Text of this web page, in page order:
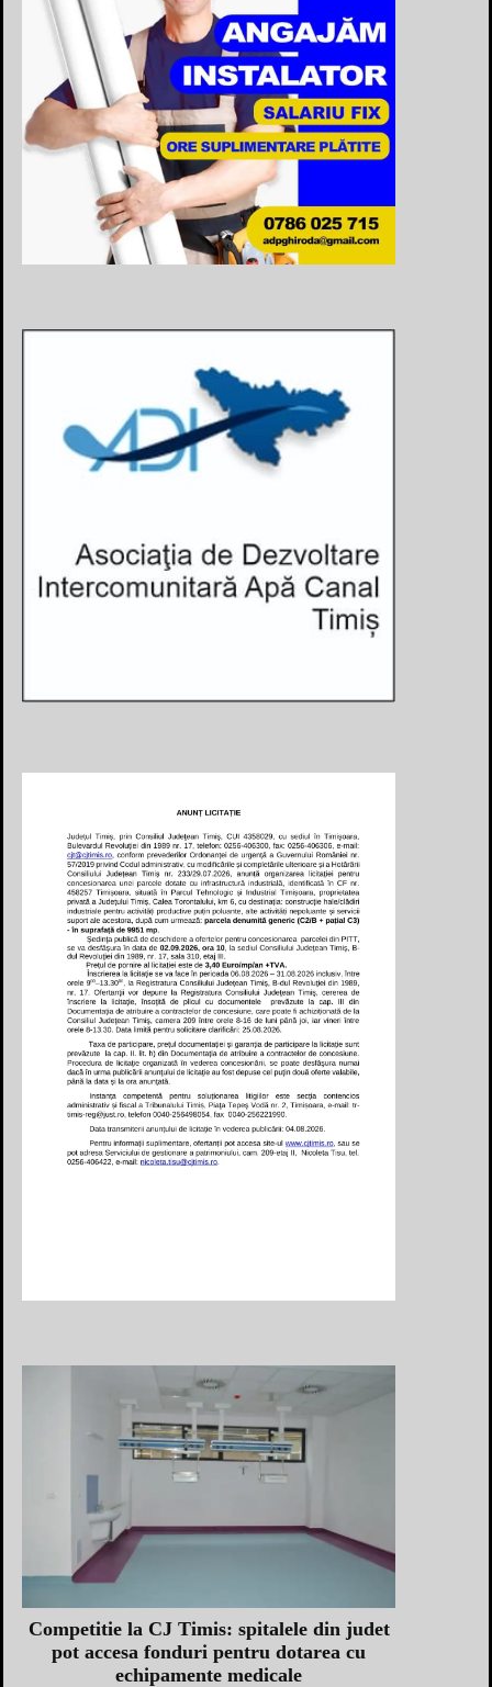
Competitie la CJ Timis: spitalele din judet
pot accesa fonduri pentru dotarea cu
echipamente medicale